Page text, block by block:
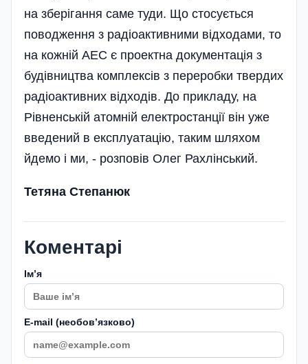
на зберігання саме туди. Що стосується
поводження з радіоактивними відходами, то
на кожній АЕС є проектна документація з
будівництва комплексів з переробки твердих
радіоактивних відходів. До прикладу, на
Рівненській атомній електростанції він уже
введений в експлуатацію, таким шляхом
йдемо і ми, - розповів Олег Рахлінський.
Тетяна Степанюк
Коментарі
Імʼя
E-mail (необовʼязково)